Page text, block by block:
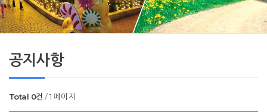
공지사항
Total 0건 1 페이지